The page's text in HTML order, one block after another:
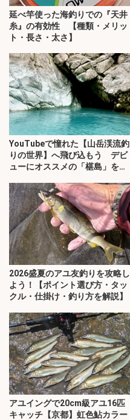
延べ竿使った海釣りでの『天井
糸』の有効性 【種類・メリッ
ト・長さ・太さ】
YouTubeで憧れた【山岳渓流釣
りの世界】へ飛び込もう デビ
ューにオススメの「椹島」を紹
2026盛夏のアユ友釣りを攻略し
よう！【ポイント選び方・タッ
クル・仕掛け・釣り方を解説】
アユイングで20cm級アユ16匹
キャッチ【京都】虹色鮎カラー